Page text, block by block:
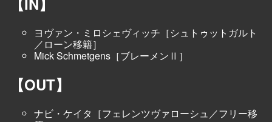
ヨヴァン・ミロシェヴィッチ［シュトゥットガルト
／ローン移籍］
Mick Schmetgens［ブレーメンⅡ］
【OUT】
ナビ・ケイタ［フェレンツヴァローシュ／フリー移